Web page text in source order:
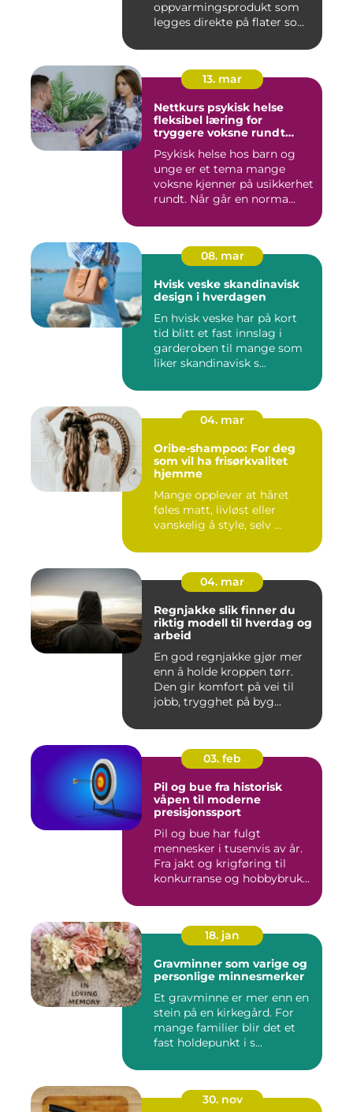
oppvarmingsprodukt som
legges direkte på flater som
13. mar
Nettkurs psykisk helse
fleksibel læring for
tryggere voksne rundt
Psykisk helse hos barn og
unge er et tema mange
voksne kjenner på usikkerhet
rundt. Når går en norma...
08. mar
Hvisk veske skandinavisk
design i hverdagen
En hvisk veske har på kort
tid blitt et fast innslag i
garderoben til mange som
liker skandinavisk s...
04. mar
Oribe-shampoo: For deg
som vil ha frisørkvalitet
hjemme
Mange opplever at håret
føles matt, livløst eller
vanskelig å style, selv ...
04. mar
Regnjakke slik finner du
riktig modell til hverdag og
arbeid
En god regnjakke gjør mer
enn å holde kroppen tørr.
Den gir komfort på vei til
jobb, trygghet på byg...
03. feb
Pil og bue fra historisk
våpen til moderne
presisjonssport
Pil og bue har fulgt
mennesker i tusenvis av år.
Fra jakt og krigføring til
konkurranse og hobbybruk...
18. jan
Gravminner som varige og
personlige minnesmerker
Et gravminne er mer enn en
stein på en kirkegård. For
mange familier blir det et
fast holdepunkt i s...
30. nov